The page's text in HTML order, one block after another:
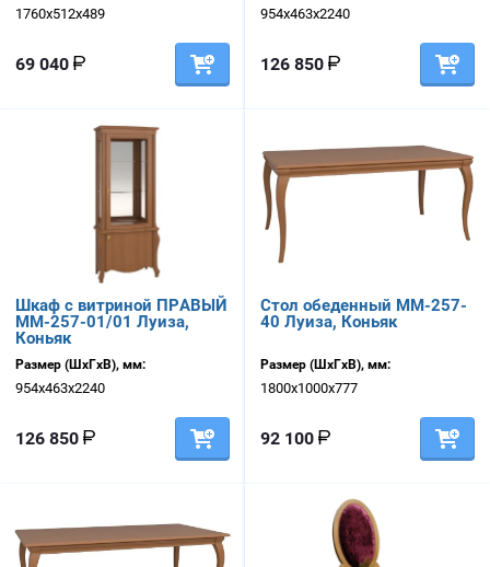
1760х512х489
69 040
954х463х2240
126 850
Шкаф с витриной ПРАВЫЙ
ММ-257-01/01 Луиза,
Коньяк
Размер (ШхГхВ), мм:
954х463х2240
126 850
Стол обеденный ММ-257-
40 Луиза, Коньяк
Размер (ШхГхВ), мм:
1800х1000х777
92 100